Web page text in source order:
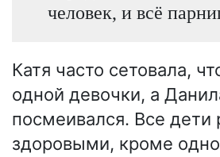
человек, и всё
Катя часто сетовала,
одной девочки, а
посмеивался. Все дети
здоровыми, кроме